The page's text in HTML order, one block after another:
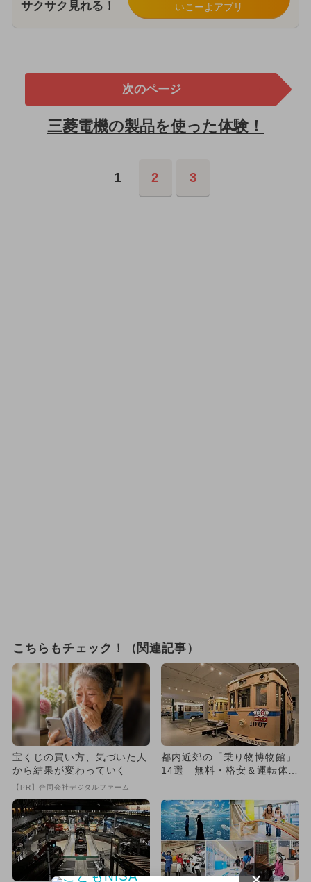
サクサク見れる！
いこーよアプリ
次のページ
三菱電機の製品を使った体験！
1 2 3
こちらもチェック！（関連記事）
宝くじの買い方、気づいた人
から結果が変わっていく
【PR】合同会社デジタルファーム
都内近郊の「乗り物博物館」
14選 無料・格安＆運転体験